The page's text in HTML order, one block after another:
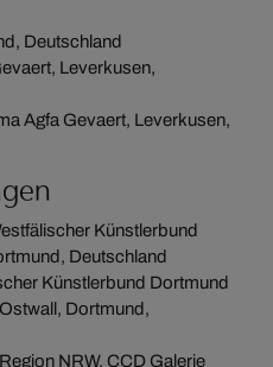
Deutschland
Leverkusen,
Agfa Gevaert, Leverkusen,
Künstlerbund
Deutschland
Künstlerbund Dortmund
Dortmund,
NRW, CCD Galerie